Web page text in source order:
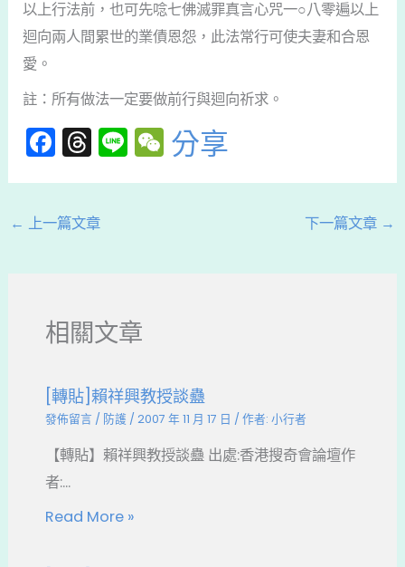
以上行法前，也可先唸七佛滅罪真言心咒一○八零遍以上
迴向兩人間累世的業債恩怨，此法常行可使夫妻和合恩
愛。
註：所有做法一定要做前行與迴向祈求。
F
a
e
o
k
T
hr
a
Li
n
W
e
分享
← 上一篇文章 下一篇文章 →
相關文章
[轉貼]賴祥興教授談蠱
發佈留言 / 防護 / 2007 年 11 月 17 日 / 作者: 小行者
【轉貼】賴祥興教授談蠱 出處:香港搜奇會論壇作
者:...
Read More »